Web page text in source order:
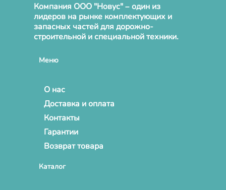
Компания ООО "Новус" – один из
лидеров на рынке комплектующих и
запасных частей для дорожно-
строительной и специальной техники.
Меню
О нас
Доставка и оплата
Контакты
Гарантии
Возврат товара
Каталог